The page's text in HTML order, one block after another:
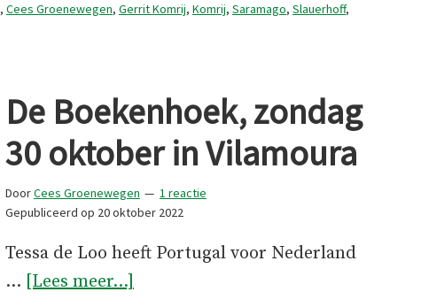
, Cees Groenewegen, Gerrit Komrij, Komrij, Saramago, Slauerhoff,
De Boekenhoek, zondag
30 oktober in Vilamoura
DoorCees Groenewegen
1 reactie
Gepubliceerd op 20 oktober 2022
Tessa de Loo heeft Portugal voor Nederland
… [Lees meer...]